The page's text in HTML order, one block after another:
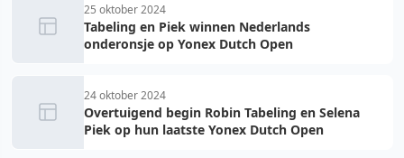
25 oktober 2024
Tabeling en Piek winnen Nederlands
onderonsje op Yonex Dutch Open
24 oktober 2024
Overtuigend begin Robin Tabeling en Selena
Piek op hun laatste Yonex Dutch Open